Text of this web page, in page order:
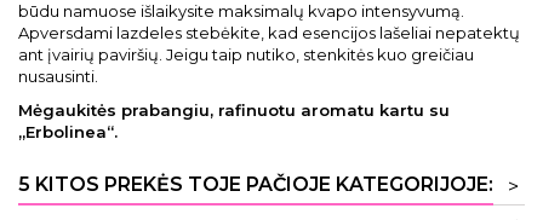
būdu namuose išlaikysite maksimalų kvapo intensyvumą.
Apversdami lazdeles stebėkite, kad esencijos lašeliai nepatektų
ant įvairių paviršių. Jeigu taip nutiko, stenkitės kuo greičiau
nusausinti.
Mėgaukitės prabangiu, rafinuotu aromatu kartu su
„Erbolinea“.
5 KITOS PREKĖS TOJE PAČIOJE KATEGORIJOJE:
>